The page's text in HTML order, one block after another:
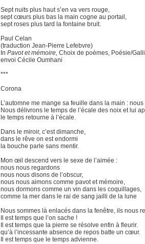
Sept nuits plus haut s’en va vers rouge,
sept cœurs plus bas la main cogne au portail,
sept roses plus tard la fontaine bruit.
Paul Celan
(traduction Jean-Pierre Lefebvre)
In Pavot et mémoire, Choix de poèmes, Poésie/
envoi Cécile Oumhani
***
Corona
L’automne me mange sa feuille dans la main :
Nous délivrons le temps de l’écale des noix et lui
le temps retourne à l’écale.
Dans le miroir, c’est dimanche,
dans le rêve on est endormi
la bouche parle sans mentir.
Mon œil descend vers le sexe de l’aimée :
nous nous regardons
nous nous disons de l’obscur,
nous nous aimons comme pavot et mémoire,
nous dormons comme un vin dans les coquillages,
comme la mer dans le rai de sang jailli de la lune
Nous sommes là enlacés dans la fenêtre, ils nous
Il est temps que l’on sache !
Il est temps que la pierre se résolve enfin à fleurir.
qu’à l’incessante absence de repos batte un cœur.
Il est temps que le temps advienne.